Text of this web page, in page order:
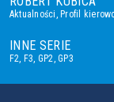
Aktualności, Profil
INNE SERIE
F2, F3, GP2,GP3